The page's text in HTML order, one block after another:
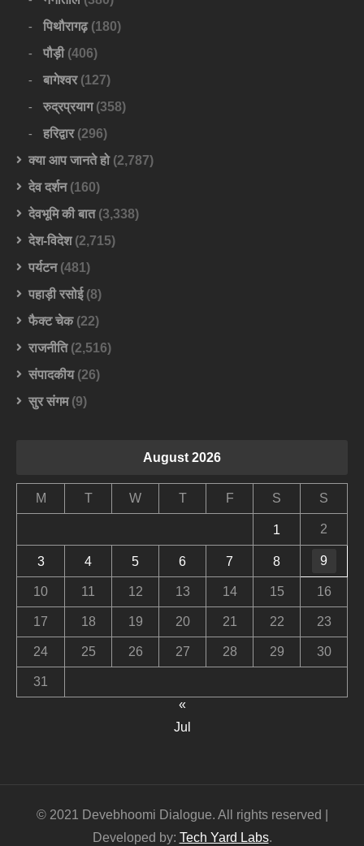
पिथौरागढ़(180)
पौड़ी(406)
बागेश्वर(127)
रुद्रप्रयाग(358)
हरिद्वार(296)
क्या आप जानते हो(2,787)
देव दर्शन(160)
देवभूमि की बात(3,338)
देश-विदेश(2,715)
पर्यटन(481)
पहाड़ी रसोई(8)
फैक्ट चेक(22)
राजनीति(2,516)
संपादकीय(26)
सुर संगम(9)
August 2026
M T W T F S S
1 2
3 4 5 6 7 8 9
10 11 12 13 14 15 16
17 18 19 20 21 22 23
24 25 26 27 28 29 30
31
«
Jul
© 2021 Devebhoomi Dialogue. All rights reserved |
Developed by: Tech Yard Labs.